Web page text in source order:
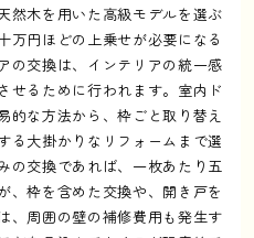
然木を用いた高級モデルを選ぶ
万円ほどの上乗せが必要になる
の交換は、インテリアの統一感
せるために行われます。室内ド
的な方法から、枠ごと取り替え
る大掛かりなリフォームまで選
の交換であれば、一枚あたり五
、枠を含めた交換や、開き戸を
、周囲の壁の補修費用も発生す